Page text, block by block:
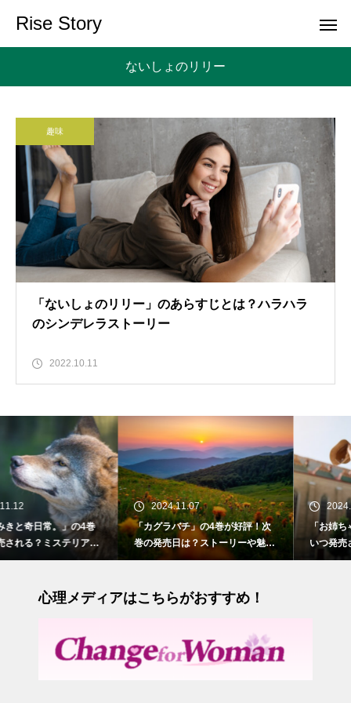
Rise Story
ないしょのリリー
趣味
「ないしょのリリー」のあらすじとは？ハラハラ
のシンデレラストーリー
2022.10.11
4巻
アス
2024.11.07
「カグラバチ」の4巻が好評！次
巻の発売日は？ストーリーや魅力
も紹介
2024.10.28
「お姉ちゃんの翠くん」の
いつ発売される？苦手だっ
との切ない初恋
心理メディアはこちらがおすすめ！